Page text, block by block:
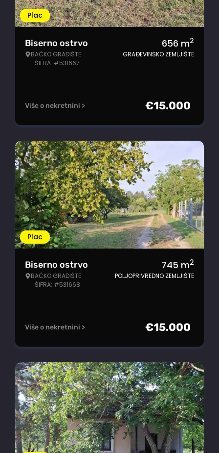
Plac
Biserno ostrvo
BAČKO GRADIŠTE
ŠIFRA: #531667
656 m2
GRAĐEVINSKO ZEMLJIŠTE
Više o nekretnini > €15.000
Plac
Biserno ostrvo
BAČKO GRADIŠTE
ŠIFRA: #531668
745 m2
POLJOPRIVREDNO ZEMLJIŠTE
Više o nekretnini > €15.000